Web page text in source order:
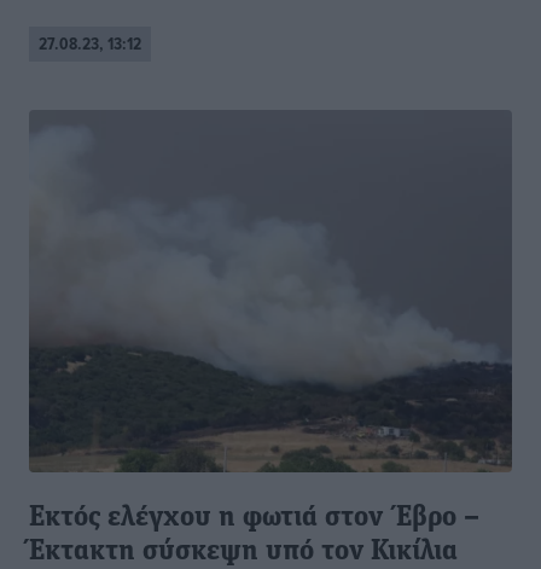
27.08.23, 13:12
Εκτός ελέγχου η φωτιά στον Έβρο –
Έκτακτη σύσκεψη υπό τον Κικίλια